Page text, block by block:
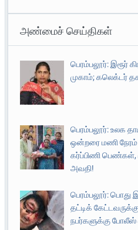
அண்மைச் செய்திகள்
பெரம்பலூர்: இரூர்
முகாம்; கலெக்டர்
பெரம்பலூர்: உலக
ஒன்றரை மணி
கர்ப்பிணி
அவதி!
பெரம்பலூர்: பொது
தட்டிக்
நபர்களுக்கு